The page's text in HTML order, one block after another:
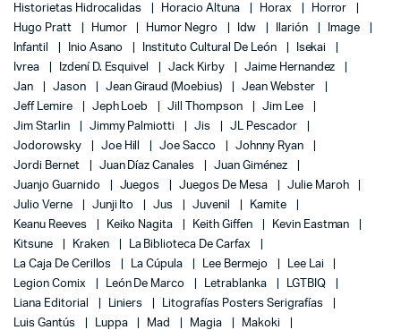
Historietas Hidrocalidas
Horacio Altuna Horax
Horror
Hugo Pratt
Humor Humor Negro Idw Ilarión
Image
Infantil
Inio Asano Instituto Cultural De León
Isekai
Ivrea
Izdení D. Esquivel Jack Kirby
Jaime Hernandez
Jan
Jason Jean Giraud (Moebius)
Jean Webster
Jeff Lemire
Jeph Loeb Jill Thompson
Jim Lee
Jim Starlin
Jimmy Palmiotti Jis
JL Pescador
Jodorowsky
Joe Hill Joe Sacco
Johnny Ryan
Jordi Bernet
Juan Díaz Canales
Juan Giménez
Juanjo Guarnido
Juegos Juegos De Mesa
Julie Maroh
Julio Verne
Junji Ito Jus Juvenil
Kamite
Keanu Reeves
Keiko Nagita Keith Giffen
Kevin Eastman
Kitsune
Kraken
La Biblioteca De Carfax
La Caja De Cerillos
La Cúpula Lee Bermejo
Lee Lai
Legion Comix
León De Marco Letrablanka
LGTBIQ
Liana Editorial
Liniers
Litografías Posters Serigrafías
Luis Gantús
Luppa Mad Magia
Makoki